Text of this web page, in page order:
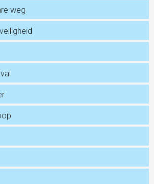
weg